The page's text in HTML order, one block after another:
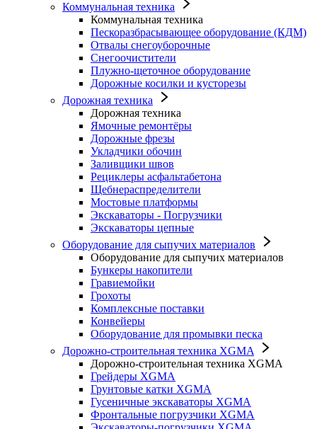
Коммунальная техника
Коммунальная техника
Пескоразбрасывающее оборудование (КДМ)
Отвалы снегоуборочные
Снегоочистители
Плужно-щеточное оборудование
Дорожные косилки и кусторезы
Дорожная техника
Дорожная техника
Ямочные ремонтёры
Дорожные фрезы
Укладчики обочин
Заливщики швов
Рециклеры асфальтабетона
Щебнераспределители
Мостовые платформы
Экскаваторы - Погрузчики
Экскаваторы цепные
Оборудование для сыпучих материалов
Оборудование для сыпучих материалов
Бункеры накопители
Гравиемойки
Грохоты
Комплексные поставки
Конвейеры
Оборудование для промывки песка
Дорожно-строительная техника XGMA
Дорожно-строительная техника XGMA
Грейдеры XGMA
Грунтовые катки XGMA
Гусеничные экскаваторы XGMA
Фронтальные погрузчики XGMA